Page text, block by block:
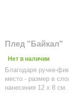
Плед "Байкал"
Нет в наличии
Благодаря ручке-
место - размер в
нанесения 12 х 8